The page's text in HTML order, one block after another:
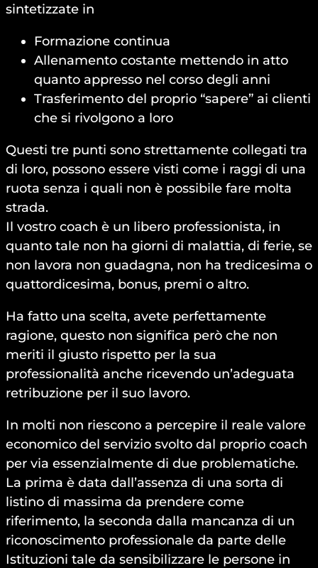
sintetizzate in
Formazione continua
Allenamento costante mettendo in atto
quanto appresso nel corso degli anni
Trasferimento del proprio “sapere” ai clienti
che si rivolgono a loro
Questi tre punti sono strettamente collegati tra
di loro, possono essere visti come i raggi di una
ruota senza i quali non è possibile fare molta
strada.
Il vostro coach è un libero professionista, in
quanto tale non ha giorni di malattia, di ferie, se
non lavora non guadagna, non ha tredicesima o
quattordicesima, bonus, premi o altro.
Ha fatto una scelta, avete perfettamente
ragione, questo non significa però che non
meriti il giusto rispetto per la sua
professionalità anche ricevendo un’adeguata
retribuzione per il suo lavoro.
In molti non riescono a percepire il reale valore
economico del servizio svolto dal proprio coach
per via essenzialmente di due problematiche.
La prima è data dall’assenza di una sorta di
listino di massima da prendere come
riferimento, la seconda dalla mancanza di un
riconoscimento professionale da parte delle
Istituzioni tale da sensibilizzare le persone in